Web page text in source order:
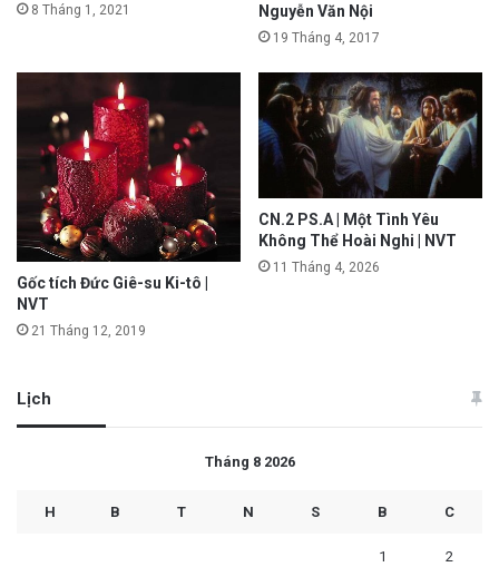
8 Tháng 1, 2021
Nguyễn Văn Nội
19 Tháng 4, 2017
Gốc tích Đức Giê-su Ki-tô |
NVT
21 Tháng 12, 2019
CN.2 PS.A | Một Tình Yêu
Không Thể Hoài Nghi | NVT
11 Tháng 4, 2026
Lịch
Tháng 8 2026
H B T N S B C
1 2